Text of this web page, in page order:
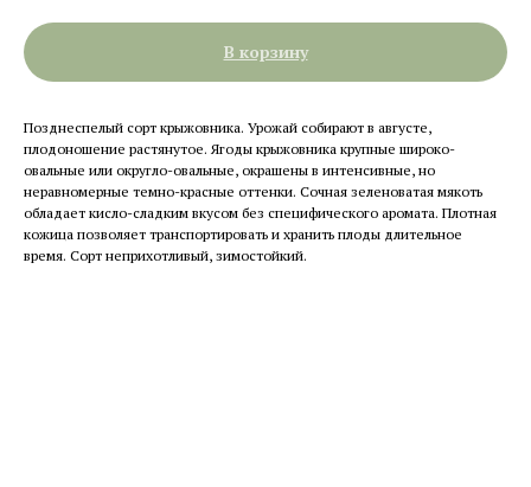
В корзину
Позднеспелый сорт крыжовника. Урожай собирают в августе,
плодоношение растянутое. Ягоды крыжовника крупные широко-
овальные или округло-овальные, окрашены в интенсивные, но
неравномерные темно-красные оттенки. Сочная зеленоватая мякоть
обладает кисло-сладким вкусом без специфического аромата. Плотная
кожица позволяет транспортировать и хранить плоды длительное
время. Сорт неприхотливый, зимостойкий.